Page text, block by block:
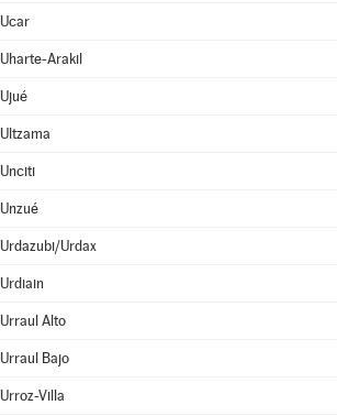
Ucar
Uharte-Arakil
Ujué
Ultzama
Unciti
Unzué
Urdazubi/Urdax
Urdiain
Urraul Alto
Urraul Bajo
Urroz-Villa